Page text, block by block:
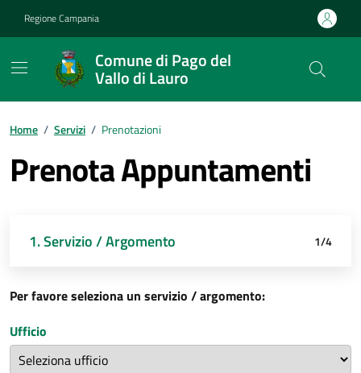
Regione Campania
Comune di Pago del
Vallo di Lauro
Home / Servizi / Prenotazioni
Prenota Appuntamenti
1. Servizio / Argomento
2. Orario
3. Dettagli
4. Fatto 1/4
Per favore seleziona un servizio / argomento:
Ufficio